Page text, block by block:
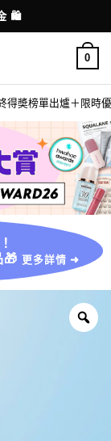
澳
信用卡付款
0
得奬榜單出爐＋限時
🎁 更多詳情 ➜